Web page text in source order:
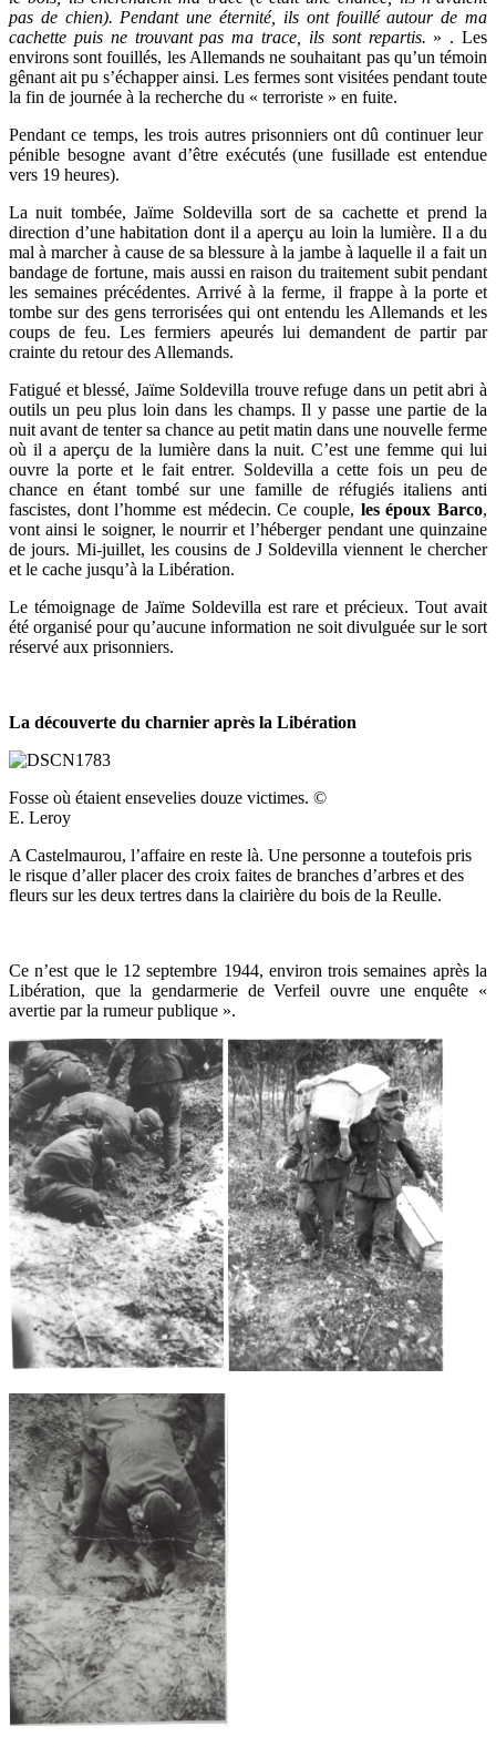
pas de chien). Pendant une éternité, ils ont fouillé autour de ma
cachette puis ne trouvant pas ma trace, ils sont repartis. » . Les
environs sont fouillés, les Allemands ne souhaitant pas qu’un témoin
gênant ait pu s’échapper ainsi. Les fermes sont visitées pendant toute
la fin de journée à la recherche du « terroriste » en fuite.
Pendant ce temps, les trois autres prisonniers ont dû continuer leur
pénible besogne avant d’être exécutés (une fusillade est entendue
vers 19 heures).
La nuit tombée, Jaïme Soldevilla sort de sa cachette et prend la
direction d’une habitation dont il a aperçu au loin la lumière. Il a du
mal à marcher à cause de sa blessure à la jambe à laquelle il a fait un
bandage de fortune, mais aussi en raison du traitement subit pendant
les semaines précédentes. Arrivé à la ferme, il frappe à la porte et
tombe sur des gens terrorisées qui ont entendu les Allemands et les
coups de feu. Les fermiers apeurés lui demandent de partir par
crainte du retour des Allemands.
Fatigué et blessé, Jaïme Soldevilla trouve refuge dans un petit abri à
outils un peu plus loin dans les champs. Il y passe une partie de la
nuit avant de tenter sa chance au petit matin dans une nouvelle ferme
où il a aperçu de la lumière dans la nuit. C’est une femme qui lui
ouvre la porte et le fait entrer. Soldevilla a cette fois un peu de
chance en étant tombé sur une famille de réfugiés italiens anti
fascistes, dont l’homme est médecin. Ce couple, les époux Barco,
vont ainsi le soigner, le nourrir et l’héberger pendant une quinzaine
de jours. Mi-juillet, les cousins de J Soldevilla viennent le chercher
et le cache jusqu’à la Libération.
Le témoignage de Jaïme Soldevilla est rare et précieux. Tout avait
été organisé pour qu’aucune information ne soit divulguée sur le sort
réservé aux prisonniers.
La découverte du charnier après la Libération
Fosse où étaient ensevelies douze victimes. ©
E. Leroy
A Castelmaurou, l’affaire en reste là. Une personne a toutefois pris
le risque d’aller placer des croix faites de branches d’arbres et des
fleurs sur les deux tertres dans la clairière du bois de la Reulle.
Ce n’est que le 12 septembre 1944, environ trois semaines après la
Libération, que la gendarmerie de Verfeil ouvre une enquête «
avertie par la rumeur publique ».